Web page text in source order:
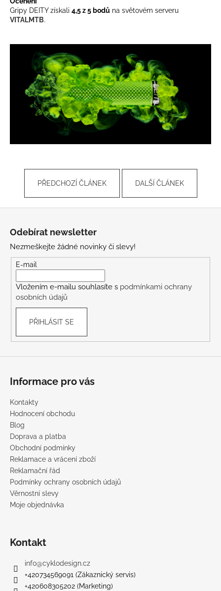
Gripy DEITY získali 4,5 z 5 bodů na světovém serveru
VITALMTB.
PŘEDCHOZÍ ČLÁNEK DALŠÍ ČLÁNEK
Odebírat newsletter
Nezmeškejte žádné novinky či slevy!
E-mail
Vložením e-mailu souhlasíte s podmínkami ochrany
osobních údajů
PŘIHLÁSIT SE
Informace pro vás
Kontakty
Hodnocení obchodu
Blog
Doprava a platba
Obchodní podmínky
Reklamace a vrácení zboží
Reklamační řád
Podmínky ochrany osobních údajů
Věrnostní slevy
Moje objednávka
Kontakt
info@cyklodesign.cz
+420734569091 (Zákaznický servis)
+420608305202 (Marketing)